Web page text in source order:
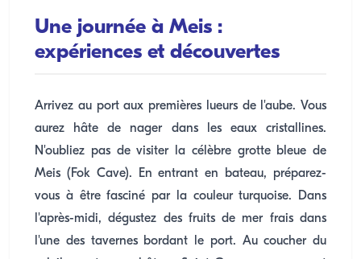
Une journée à Meis :
expériences et découvertes
Arrivez au port aux premières lueurs de l'aube. Vous
aurez hâte de nager dans les eaux cristallines.
N'oubliez pas de visiter la célèbre grotte bleue de
Meis (Fok Cave). En entrant en bateau, préparez-
vous à être fasciné par la couleur turquoise. Dans
l'après-midi, dégustez des fruits de mer frais dans
l'une des tavernes bordant le port. Au coucher du